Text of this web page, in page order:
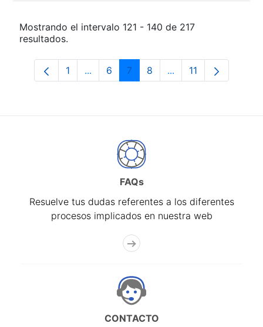
Mostrando el intervalo 121 - 140 de 217
resultados.
Página
1 ...Páginas intermedias Use TAB para
Página
6 Página
7 Página
8 ...Páginas intermedias
Página
11
FAQs
Resuelve tus dudas referentes a los diferentes
procesos implicados en nuestra web
CONTACTO